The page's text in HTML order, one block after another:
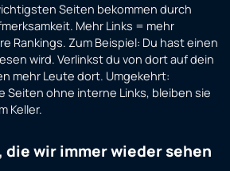
Seiten bekommen durch
Mehr Links = mehr
Rankings. Zum Beispiel: Du hast einen
wird. Verlinkst du von dort auf dein
mehr Leute dort. Umgekehrt:
Seiten ohne interne Links, bleiben sie
Keller.
die wir immer wieder sehen